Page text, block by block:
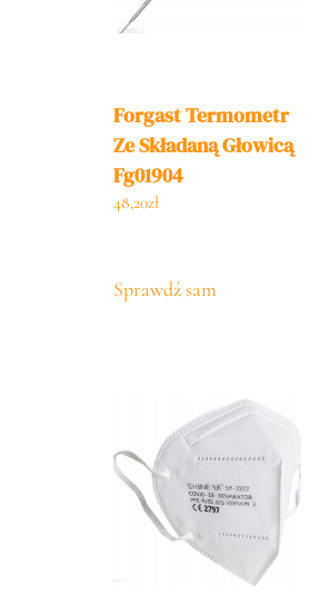
Forgast Termometr
Ze Składaną Głowicą
Fg01904
48,20zł
Sprawdź sam